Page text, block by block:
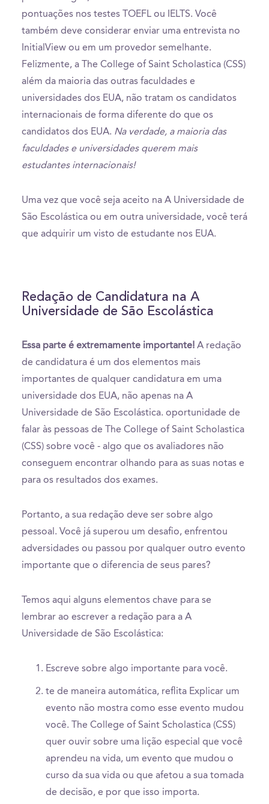
pontuações nos testes TOEFL ou IELTS. Você
também deve considerar enviar uma entrevista no
InitialView ou em um provedor semelhante.
Felizmente, a The College of Saint Scholastica (CSS)
além da maioria das outras faculdades e
universidades dos EUA, não tratam os candidatos
internacionais de forma diferente do que os
candidatos dos EUA. Na verdade, a maioria das
faculdades e universidades querem mais
estudantes internacionais!
Uma vez que você seja aceito na A Universidade de
São Escolástica ou em outra universidade, você terá
que adquirir um visto de estudante nos EUA.
Redação de Candidatura na A
Universidade de São Escolástica
Essa parte é extremamente importante! A redação
de candidatura é um dos elementos mais
importantes de qualquer candidatura em uma
universidade dos EUA, não apenas na A
Universidade de São Escolástica. oportunidade de
falar às pessoas de The College of Saint Scholastica
(CSS) sobre você - algo que os avaliadores não
conseguem encontrar olhando para as suas notas e
para os resultados dos exames.
Portanto, a sua redação deve ser sobre algo
pessoal. Você já superou um desafio, enfrentou
adversidades ou passou por qualquer outro evento
importante que o diferencia de seus pares?
Temos aqui alguns elementos chave para se
lembrar ao escrever a redação para a A
Universidade de São Escolástica:
Escreve sobre algo importante para você.
te de maneira automática, reflita Explicar um
evento não mostra como esse evento mudou
você. The College of Saint Scholastica (CSS)
quer ouvir sobre uma lição especial que você
aprendeu na vida, um evento que mudou o
curso da sua vida ou que afetou a sua tomada
de decisão, e por que isso importa.